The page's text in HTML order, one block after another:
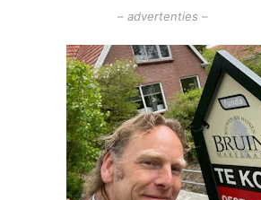
– advertenties –